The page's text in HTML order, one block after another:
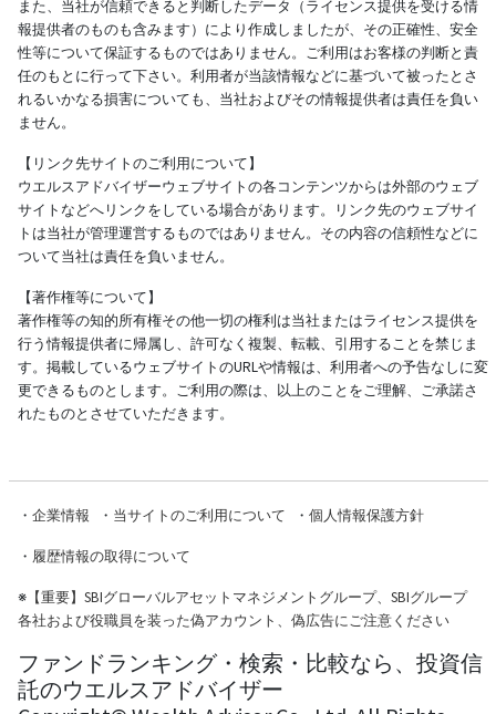
また、当社が信頼できると判断したデータ（ライセンス提供を受ける情
報提供者のものも含みます）により作成しましたが、その正確性、安全
性等について保証するものではありません。ご利用はお客様の判断と責
任のもとに行って下さい。利用者が当該情報などに基づいて被ったとさ
れるいかなる損害についても、当社およびその情報提供者は責任を負い
ません。
【リンク先サイトのご利用について】
ウエルスアドバイザーウェブサイトの各コンテンツからは外部のウェブ
サイトなどへリンクをしている場合があります。リンク先のウェブサイ
トは当社が管理運営するものではありません。その内容の信頼性などに
ついて当社は責任を負いません。
【著作権等について】
著作権等の知的所有権その他一切の権利は当社またはライセンス提供を
行う情報提供者に帰属し、許可なく複製、転載、引用することを禁じま
す。掲載しているウェブサイトのURLや情報は、利用者への予告なしに変
更できるものとします。ご利用の際は、以上のことをご理解、ご承諾さ
れたものとさせていただきます。
・ 企業情報 ・ 当サイトのご利用について ・ 個人情報保護方針
・ 履歴情報の取得について
※【重要】SBIグローバルアセットマネジメントグループ、SBIグループ
各社および役職員を装った偽アカウント、偽広告にご注意ください
ファンドランキング・検索・比較なら、投資信
託のウエルスアドバイザー